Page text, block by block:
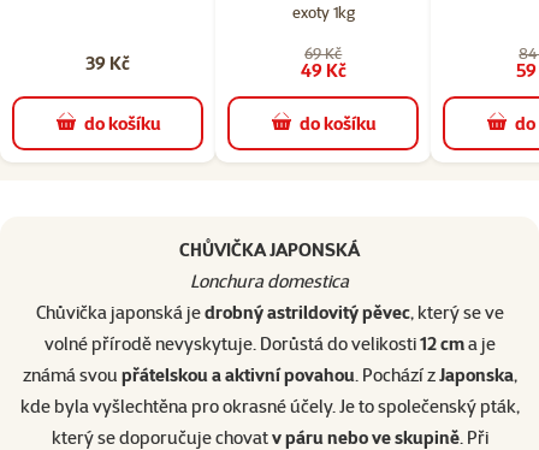
39 Kč
do košíku
exoty 1kg
69 Kč
49 Kč
do košíku
CHŮVIČKA JAPONSKÁ
Lonchura domestica
Chůvička japonská jedrobný astrildovitý pěvec, který se ve
volné přírodě nevyskytuje. Dorůstá do velikosti12 cma je
známá svou přátelskou a aktivní povahou . Pochází zJaponska,
kde byla vyšlechtěna pro okrasné účely. Je to společenský pták,
který se doporučuje chovatv páru nebo ve skupině. Při